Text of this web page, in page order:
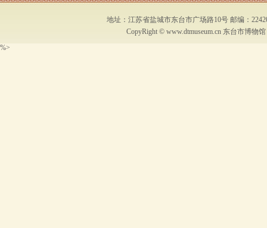
地址：江苏省盐城市东台市广场路10号 邮编：
CopyRight © www.dtmuseum.cn 东台市博物馆
%>